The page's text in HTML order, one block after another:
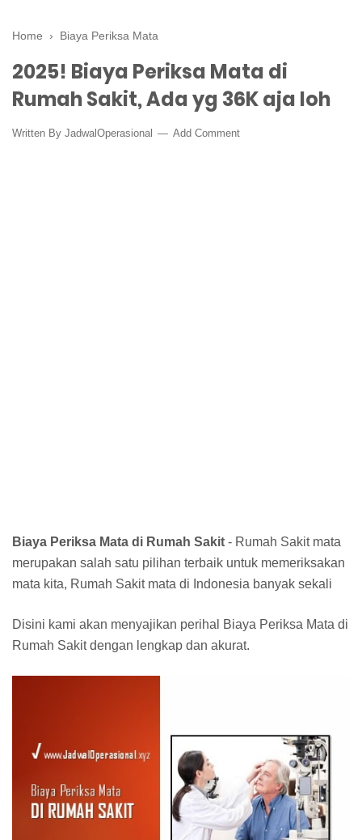
Home › Biaya Periksa Mata
2025! Biaya Periksa Mata di
Rumah Sakit, Ada yg 36K aja loh
Written By JadwalOperasional Add Comment
Biaya Periksa Mata di Rumah Sakit - Rumah Sakit mata
merupakan salah satu pilihan terbaik untuk memeriksakan
mata kita, Rumah Sakit mata di Indonesia banyak sekali
Disini kami akan menyajikan perihal Biaya Periksa Mata di
Rumah Sakit dengan lengkap dan akurat.